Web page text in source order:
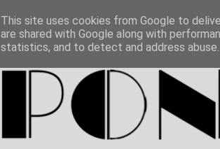
This site uses cookies from Google to
are shared with Google along with
statistics, and to detect and address abuse.